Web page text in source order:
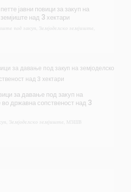
јавни повици за закуп на
над 3 хектари
под закуп Земјоделско земјиште
за давање под закуп на
во државна сопственост над 3
Земјоделско земјиште МЗШВ